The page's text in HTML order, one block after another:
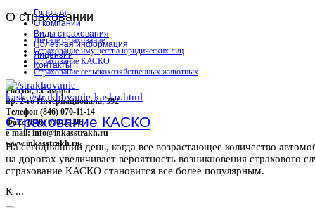
О страховании
Личное страхование
Страхование имущества юридических лиц
Страхование КАСКО
Страхование сельскохозяйственных животных
Россия, г.Самара
пр. 2-го Интернационала, 392
Телефон (846) 070-11-14
Факс (846) 070-23-96
e-mail: info@inkasstrakh.ru
www.inkasstrakh.ru
Главная
О компании
Виды страхования
Полезная информация
Лицензии
Контакты
Страхование КАСКО
На сегодняшний день, когда все возрастающее количество
на дорогах увеличивает вероятность возникновения страхового
страхование КАСКО становится все более популярным.
К ...